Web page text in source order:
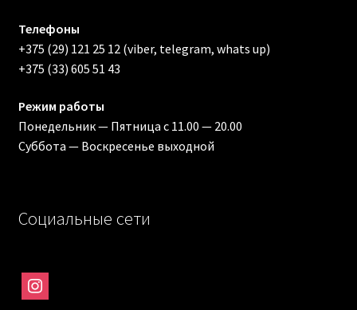
Телефоны
+375 (29) 121 25 12 (viber, telegram, whats up)
+375 (33) 605 51 43
Режим работы
Понедельник — Пятница с 11.00 — 20.00
Суббота — Воскресенье выходной
Социальные сети
instagram